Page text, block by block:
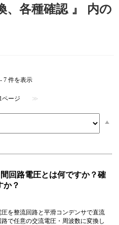
、各種確認 』 内の
7 件を表示
ページ ≫
間回路電圧とは何ですか？確
か？
を整流回路と平滑コンデンサで直流
で任意の交流電圧・周波数に変換し